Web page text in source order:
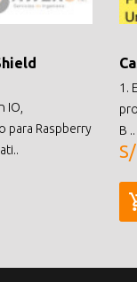
IO,
para Raspberry
1.
B ..